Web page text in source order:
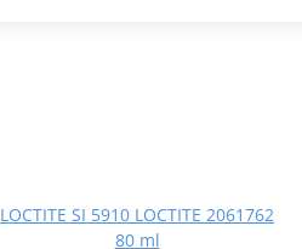
LOCTITE SI 5910 LOCTITE 2061762
80 ml